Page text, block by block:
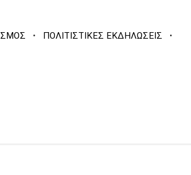
· ΠΟΛΙΤΙΣΤΙΚΕΣ ΕΚΔΗΛΩΣΕΙΣ ·